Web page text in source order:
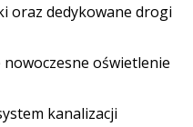
oraz dedykowane drogi
oświetlenie
kanalizacji